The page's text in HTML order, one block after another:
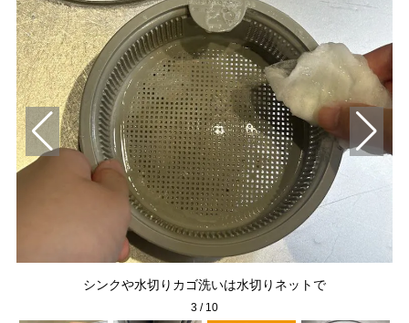
シンクや水切りカゴ洗いは水切りネットで
3 / 10